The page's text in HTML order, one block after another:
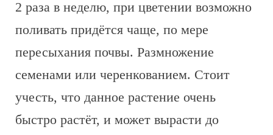
2 раза в неделю, при цветении возможно
поливать придётся чаще, по мере
пересыхания почвы. Размножение
семенами или черенкованием. Стоит
учесть, что данное растение очень
быстро растёт, и может вырасти до